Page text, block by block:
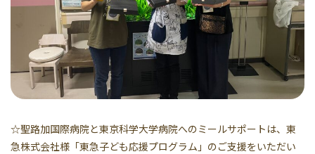
☆聖路加国際病院と東京科学大学病院へのミールサポートは、東
急株式会社様「東急子ども応援プログラム」のご支援をいただい